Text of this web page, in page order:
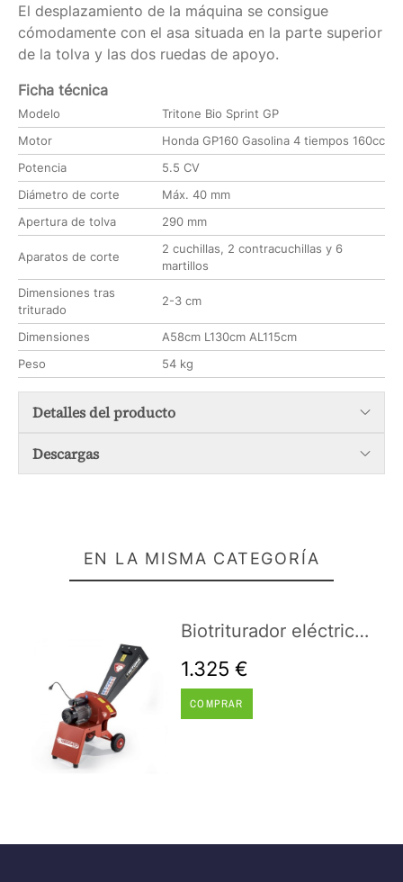
El desplazamiento de la máquina se consigue
cómodamente con el asa situada en la parte superior
de la tolva y las dos ruedas de apoyo.
Ficha técnica
Modelo
Tritone Bio Sprint GP
Motor
Honda GP160 Gasolina 4 tiempos 160cc
Potencia
5.5 CV
Diámetro de corte
Máx. 40 mm
Apertura de tolva
290 mm
Aparatos de corte
2 cuchillas, 2 contracuchillas y 6
martillos
Dimensiones tras
triturado
2-3 cm
Dimensiones
A58cm L130cm AL115cm
Peso
54 kg
Detalles del producto
Descargas
EN LA MISMA CATEGORÍA
Biotriturador eléctrico Ceccato Olindo Tritone Bio Sprint
1.325 €
COMPRAR